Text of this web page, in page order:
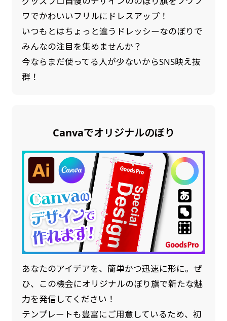
ワでかわいいフリルにドレスアップ！
いつもとはちょっと違うドレッシーなのぼりで
みんなの注目を集めませんか？
今ならまだ使ってる人が少ないからSNS映え抜
群！
Canvaでオリジナルのぼり
あなたのアイデアを、簡単かつ迅速に形に。ぜ
ひ、この機会にオリジナルのぼり旗で新たな魅
力を発信してください！
テンプレートも豊富にご用意しているため、初